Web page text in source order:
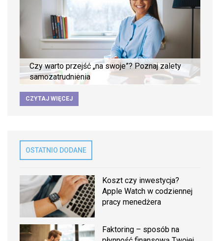
Czy warto przejść „na swoje”? Poznaj zalety
samozatrudnienia
CZYTAJ WIĘCEJ
OSTATNIO DODANE
Koszt czy inwestycja?
Apple Watch w codziennej
pracy menedżera
Faktoring – sposób na